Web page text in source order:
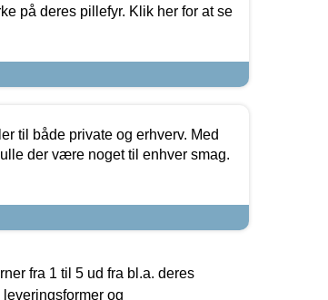
på deres pillefyr. Klik her for at se
til både private og erhverv. Med
der være noget til enhver smag.
fra 1 til 5 ud fra bl.a. deres
og